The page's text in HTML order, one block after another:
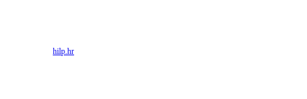
Izvor:hilp.hr